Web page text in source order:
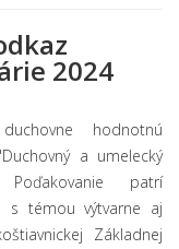
2024
hodnotnú
a umelecký
Poďakovanie patrí
s témou výtvarne aj
Základnej